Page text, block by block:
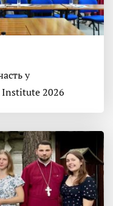
у
2026